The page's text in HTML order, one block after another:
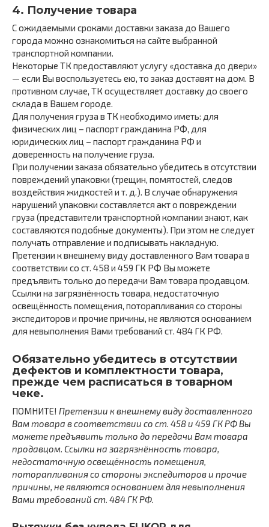
4. Получение товара
С ожидаемыми сроками доставки заказа до Вашего
города можно ознакомиться на сайте выбранной
транспортной компании.
Некоторые ТК предоставляют услугу «доставка до двери»
— если Вы воспользуетесь ею, то заказ доставят на дом. В
противном случае, ТК осуществляет доставку до своего
склада в Вашем городе.
Для получения груза в ТК необходимо иметь: для
физических лиц – паспорт гражданина РФ, для
юридических лиц – паспорт гражданина РФ и
доверенность на получение груза.
При получении заказа обязательно убедитесь в отсутствии
повреждений упаковки (трещин, помятостей, следов
воздействия жидкостей и т. д.). В случае обнаружения
нарушений упаковки составляется акт о повреждении
груза (представители транспортной компании знают, как
составляются подобные документы). При этом не следует
получать отправление и подписывать накладную.
Претензии к внешнему виду доставленного Вам товара в
соответствии со ст. 458 и 459 ГК РФ Вы можете
предъявить только до передачи Вам товара продавцом.
Ссылки на загрязнённость товара, недостаточную
освещённость помещения, поторапливания со стороны
экспедиторов и прочие причины, не являются основанием
для невыполнения Вами требований ст. 484 ГК РФ.
Обязательно убедитесь в отсутствии
дефектов и комплектности товара,
прежде чем расписаться в товарном
чеке.
ПОМНИТЕ! Претензии к внешнему виду доставленного
Вам товара в соответствии со ст. 458 и 459 ГК РФ Вы
можете предъявить только до передачи Вам товара
продавцом. Ссылки на загрязнённость товара,
недостаточную освещённость помещения,
поторапливания со стороны экспедиторов и прочие
причины, не являются основанием для невыполнения
Вами требований ст. 484 ГК РФ.